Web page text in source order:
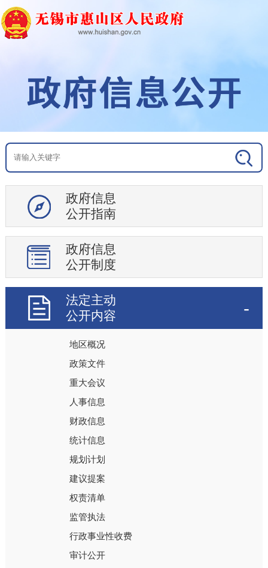
政府信息
公开指南
政府信息
公开制度
法定主动
公开内容
地区概况
政策文件
重大会议
人事信息
财政信息
统计信息
规划计划
建议提案
权责清单
监管执法
行政事业性收费
审计公开